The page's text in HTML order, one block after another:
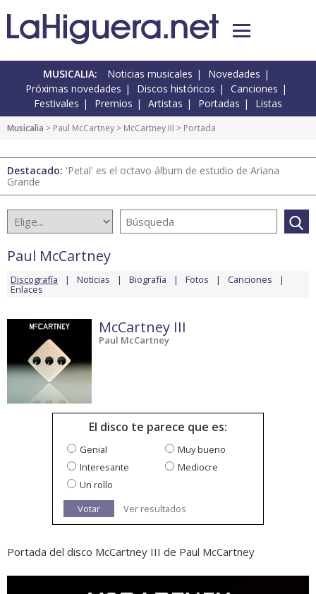
MUSICALIA: Noticias musicales
Novedades
Próximas novedades
Discos históricos
Canciones
Festivales
Premios Artistas Portadas Listas
Musicalia > Paul McCartney > McCartney III > Portada
Destacado: 'Petal' es el octavo álbum de estudio de Ariana
Grande
Paul McCartney
Discografía Noticias Biografía Fotos Canciones
Enlaces
McCartney III
Paul McCartney
El disco te parece que es:
Genial
Muy bueno
Interesante
Mediocre
Un rollo
Votar
Ver resultados
Portada del disco McCartney III de Paul McCartney